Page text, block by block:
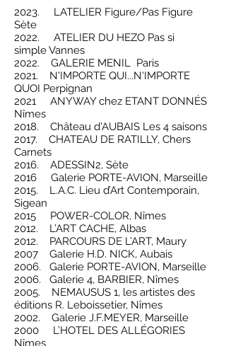
2023. LATELIER Figure/Pas Figure
Sète
2022. ATELIER DU HEZO Pas si
simple Vannes
2022. GALERIE MENIL Paris
2021. N'IMPORTE QUI...N'IMPORTE
QUOI Perpignan
2021 ANYWAY chez ETANT DONNÉS
Nîmes
2018. Château d'AUBAIS Les 4 saisons
2017. CHATEAU DE RATILLY, Chers
Carnets
2016. ADESSIN2, Sète
2016 Galerie PORTE-AVION, Marseille
2015. L.A.C. Lieu d’Art Contemporain,
Sigean
2015 POWER-COLOR, Nîmes
2012. L’ART CACHE, Albas
2012. PARCOURS DE L’ART, Maury
2007 Galerie H.D. NICK, Aubais
2006. Galerie PORTE-AVION, Marseille
2006. Galerie 4, BARBIER, Nîmes
2005. NEMAUSUS 1, les artistes des
éditions R. Leboissetier, Nîmes
2002. Galerie J.F.MEYER, Marseille
2000 L’HOTEL DES ALLÉGORIES
Nîmes